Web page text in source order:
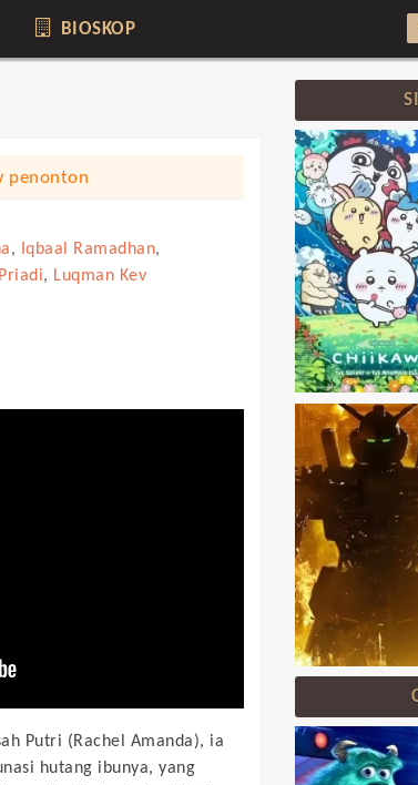
BIOSKOP
penonton
, Iqbaal Ramadhan,
, Luqman Kev
Putri (Rachel Amanda), ia
hutang ibunya, yang